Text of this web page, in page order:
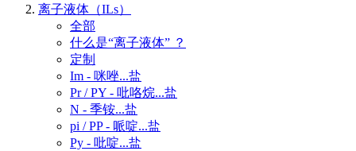
离子液体（ILs）
全部
什么是“离子液体” ？
定制
Im - 咪唑...盐
Pr / PY - 吡咯烷...盐
N - 季铵...盐
pi / PP - 哌啶...盐
Py - 吡啶...盐